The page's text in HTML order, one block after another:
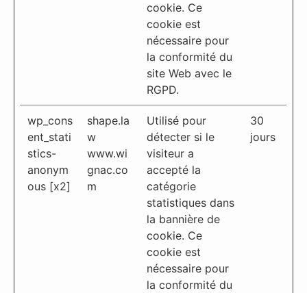
cookie. Ce
cookie est
nécessaire pour
la conformité du
site Web avec le
RGPD.
wp_cons
ent_stati
stics-
anonym
ous [x2]
shape.la
w
www.wi
gnac.co
m
Utilisé pour
détecter si le
visiteur a
accepté la
catégorie
statistiques dans
la bannière de
cookie. Ce
cookie est
nécessaire pour
la conformité du
30
jours